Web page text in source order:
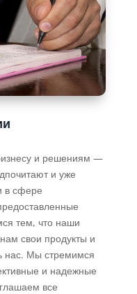
и решениям —
и уже
в сфере
тем, что наши
свои продукты и
нас. Мы стремимся
и надежные
все